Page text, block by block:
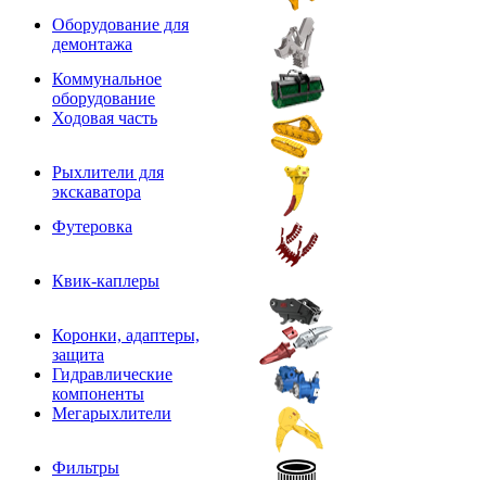
Оборудование для
демонтажа
Коммунальное
оборудование
Ходовая часть
Рыхлители для
экскаватора
Футеровка
Квик-каплеры
Коронки, адаптеры,
защита
Гидравлические
компоненты
Мегарыхлители
Фильтры